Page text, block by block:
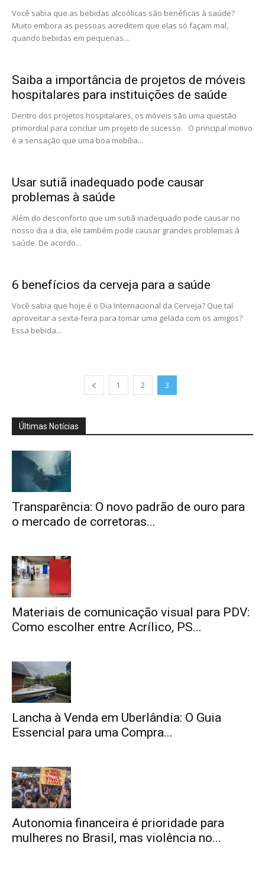
Você sabia que as bebidas alcoólicas são benéficas à saúde?
Muito embora as pessoas acreditem que elas só façam mal,
quando bebidas em pequenas...
Saiba a importância de projetos de móveis
hospitalares para instituições de saúde
Dentro dos projetos hospitalares, os móveis são uma questão
primordial para concluir um projeto de sucesso. O principal motivo
é a sensação que uma boa mobília...
Usar sutiã inadequado pode causar
problemas à saúde
Além do desconforto que um sutiã inadequado pode causar no
nosso dia a dia, ele também pode causar grandes problemas à
saúde. De acordo...
6 benefícios da cerveja para a saúde
Você sabia que hoje é o Dia Internacional da Cerveja? Que tal
aproveitar a sexta-feira para tomar uma gelada com os amigos?
Essa bebida...
1 2 3
Últimas Notícias
Transparência: O novo padrão de ouro para
o mercado de corretoras...
Materiais de comunicação visual para PDV:
Como escolher entre Acrílico, PS...
Lancha à Venda em Uberlândia: O Guia
Essencial para uma Compra...
Autonomia financeira é prioridade para
mulheres no Brasil, mas violência no...